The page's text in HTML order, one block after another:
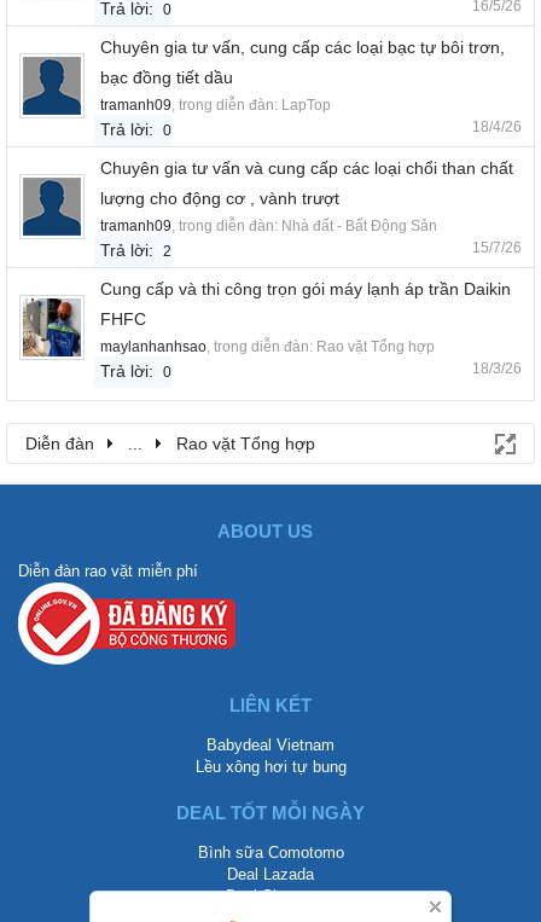
Trả lời: 0 16/5/26
Chuyên gia tư vấn, cung cấp các loại bạc tự bôi trơn,
bạc đồng tiết dầu
tramanh09, trong diễn đàn: LapTop
Trả lời: 0 18/4/26
Chuyên gia tư vấn và cung cấp các loại chổi than chất
lượng cho động cơ , vành trượt
tramanh09, trong diễn đàn: Nhà đất - Bất Động Sản
Trả lời: 2 15/7/26
Cung cấp và thi công trọn gói máy lạnh áp trần Daikin
FHFC
maylanhanhsao, trong diễn đàn: Rao vặt Tổng hợp
Trả lời: 0 18/3/26
Diễn đàn ... Rao vặt Tổng hợp
ABOUT US
Diễn đàn rao vặt miễn phí
LIÊN KẾT
Babydeal Vietnam
Lều xông hơi tự bung
DEAL TỐT MỖI NGÀY
Bình sữa Comotomo
Deal Lazada
Deal Shopee